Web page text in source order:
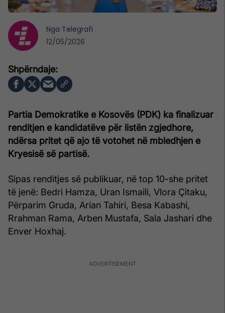
Partia Demokratike e Kosovës (PDK) ka finalizuar
renditjen e kandidatëve për listën zgjedhore,
ndërsa pritet që ajo të votohet në mbledhjen e
Kryesisë së partisë.
Sipas renditjes së publikuar, në top 10-she pritet
të jenë: Bedri Hamza, Uran Ismaili, Vlora Çitaku,
Përparim Gruda, Arian Tahiri, Besa Kabashi,
Rrahman Rama, Arben Mustafa, Sala Jashari dhe
Enver Hoxhaj.
Nga Telegrafi
12/05/2026